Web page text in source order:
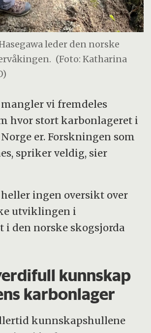
leder den norske
(Foto: Katharina
vi fremdeles
hvor stort karbonlageret i
er. Forskningen som
spriker veldig, sier
ingen oversikt over
utviklingen i
i den norske skogsjorda
kunnskap
karbonlager
kunnskapshullene